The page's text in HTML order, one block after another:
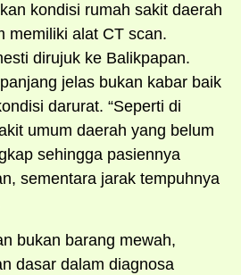
kondisi rumah sakit daerah
memiliki alat CT scan.
dirujuk ke Balikpapan.
jelas bukan kabar baik
darurat. “Seperti di
umum daerah yang belum
sehingga pasiennya
sementara jarak tempuhnya
bukan barang mewah,
dasar dalam diagnosa